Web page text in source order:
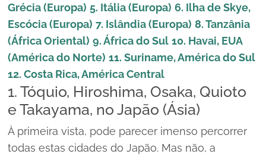
Grécia (Europa) 5. Itália (Europa) 6. Ilha de Skye,
Escócia (Europa) 7. Islândia (Europa) 8. Tanzânia
(África Oriental) 9. África do Sul 10. Havai, EUA
(América do Norte) 11. Suriname, América do Sul
12. Costa Rica, América Central
1. Tóquio, Hiroshima, Osaka, Quioto
e Takayama, no Japão (Ásia)
À primeira vista, pode parecer imenso percorrer
todas estas cidades do Japão. Mas não, a